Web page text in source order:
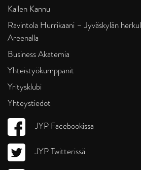
Kallen Kannu
Ravintola Hurrikaani – Jyväskylän
Areenalla
Business Akatemia
Yhteistyökumppanit
Yritysklubi
Yhteystiedot
JYP Facebookissa
JYP Twitterissä